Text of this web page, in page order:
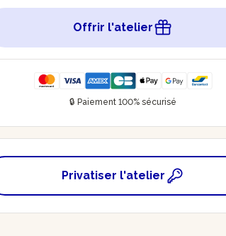
Offrir l'atelier
🔒 Paiement 100% sécurisé
Privatiser l'atelier